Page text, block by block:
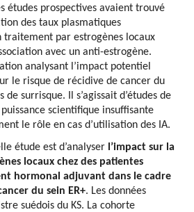
études prospectives avaient trouvé
des taux plasmatiques
traitement par estrogènes locaux
avec un anti-estrogène.
analysant l’impact potentiel
le risque de récidive de cancer du
surrisque. Il s’agissait d’études de
scientifique insuffisante
le rôle en cas d’utilisation des IA.
étude est d’analyser l’impact sur la
locaux chez des patientes
hormonal adjuvant dans le cadre
du sein ER+. Les données
suédois du KS. La cohorte